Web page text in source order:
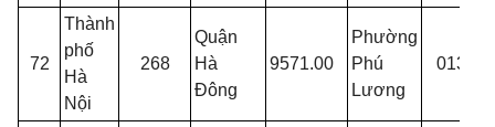
72
Thành
phố
Hà
Nội
268
Quận
Hà
Đông
9571.00
Phường
Phú
Lương
013